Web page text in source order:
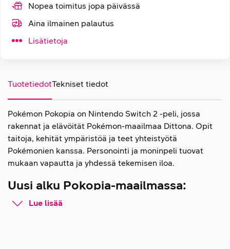
Nopea toimitus jopa päivässä
Aina ilmainen palautus
Lisätietoja
TuotetiedotTekniset tiedot
Pokémon Pokopia on Nintendo Switch 2 -peli, jossa
rakennat ja elävöität Pokémon-maailmaa Dittona. Opit
taitoja, kehität ympäristöä ja teet yhteistyötä
Pokémonien kanssa. Personointi ja moninpeli tuovat
mukaan vapautta ja yhdessä tekemisen iloa.
Uusi alku Pokopia-maailmassa:
Pokémon Pokopia -peli Nintendo
Lue lisää